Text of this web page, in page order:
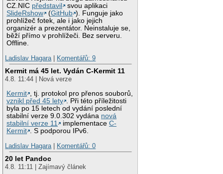
CZ.NIC představil
svou aplikaci
SlideRshow
(GitHub ). Funguje jako
prohlížeč fotek, ale i jako jejich
organizér a prezentátor. Neinstaluje se,
běží přímo v prohlížeči. Bez serveru.
Offline.
Ladislav Hagara | Komentářů: 9
Kermit má 45 let. Vydán C-Kermit 11
4.8. 11:44 | Nová verze
Kermit , tj. protokol pro přenos souborů,
vznikl před 45 lety . Při této příležitosti
byla po 15 letech od vydání poslední
stabilní verze 9.0.302 vydána nová
stabilní verze 11
implementaceC-
Kermit . S podporou IPv6.
Ladislav Hagara | Komentářů: 0
20 let Pandoc
4.8. 11:11 | Zajímavý článek